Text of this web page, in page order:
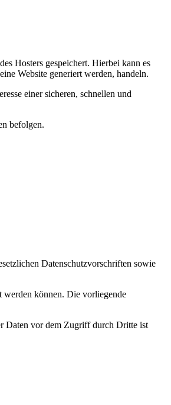
Hosters gespeichert. Hierbei kann es
Website generiert werden, handeln.
einer sicheren, schnellen und
befolgen.
Datenschutzvorschriften sowie
werden können. Die vorliegende
Daten vor dem Zugriff durch Dritte ist